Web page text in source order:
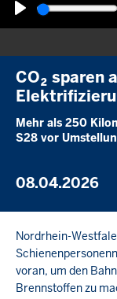
Wiedergabe
CO₂ sparen
Mehr als 250
S28 vor
08.04.2026
Nordrhein-
voran, um den
Brennstoffen zu